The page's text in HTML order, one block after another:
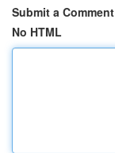
Submit a Comment
No HTML